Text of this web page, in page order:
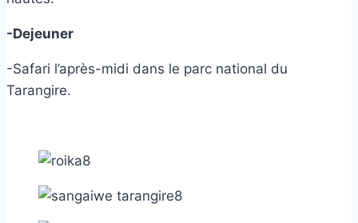
-Dejeuner
-Safari l’après-midi dans le parc national du
Tarangire.